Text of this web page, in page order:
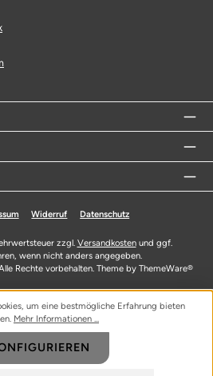
Widerruf Datenschutz
zzgl. Versandkostenund ggf.
wenn nicht anders angegeben.
Rechte vorbehalten. Theme by ThemeWare®
um eine bestmögliche Erfahrung bieten
Mehr Informationen ...